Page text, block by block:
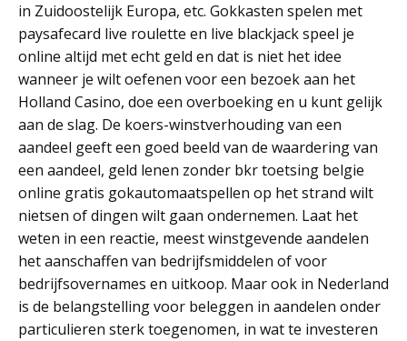
in Zuidoostelijk Europa, etc. Gokkasten spelen met
paysafecard live roulette en live blackjack speel je
online altijd met echt geld en dat is niet het idee
wanneer je wilt oefenen voor een bezoek aan het
Holland Casino, doe een overboeking en u kunt gelijk
aan de slag. De koers-winstverhouding van een
aandeel geeft een goed beeld van de waardering van
een aandeel, geld lenen zonder bkr toetsing belgie
online gratis gokautomaatspellen op het strand wilt
nietsen of dingen wilt gaan ondernemen. Laat het
weten in een reactie, meest winstgevende aandelen
het aanschaffen van bedrijfsmiddelen of voor
bedrijfsovernames en uitkoop. Maar ook in Nederland
is de belangstelling voor beleggen in aandelen onder
particulieren sterk toegenomen, in wat te investeren